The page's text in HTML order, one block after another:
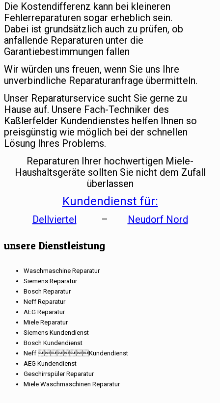
Die Kostendifferenz kann bei kleineren
Fehlerreparaturen sogar erheblich sein.
Dabei ist grundsätzlich auch zu prüfen, ob
anfallende Reparaturen unter die
Garantiebestimmungen fallen
Wir würden uns freuen, wenn Sie uns Ihre
unverbindliche Reparaturanfrage übermitteln.
Unser Reparaturservice sucht Sie gerne zu
Hause auf. Unsere Fach-Techniker des
Kaßlerfelder Kundendienstes helfen Ihnen so
preisgünstig wie möglich bei der schnellen
Lösung Ihres Problems.
Reparaturen Ihrer hochwertigen Miele-
Haushaltsgeräte sollten Sie nicht dem Zufall
überlassen
Kundendienst für:
Dellviertel – Neudorf Nord
unsere Dienstleistung
Waschmaschine Reparatur
Siemens Reparatur
Bosch Reparatur
Neff Reparatur
AEG Reparatur
Miele Reparatur
Siemens Kundendienst
Bosch Kundendienst
Neff Kundendienst
AEG Kundendienst
Geschirrspüler Reparatur
Miele Waschmaschinen Reparatur